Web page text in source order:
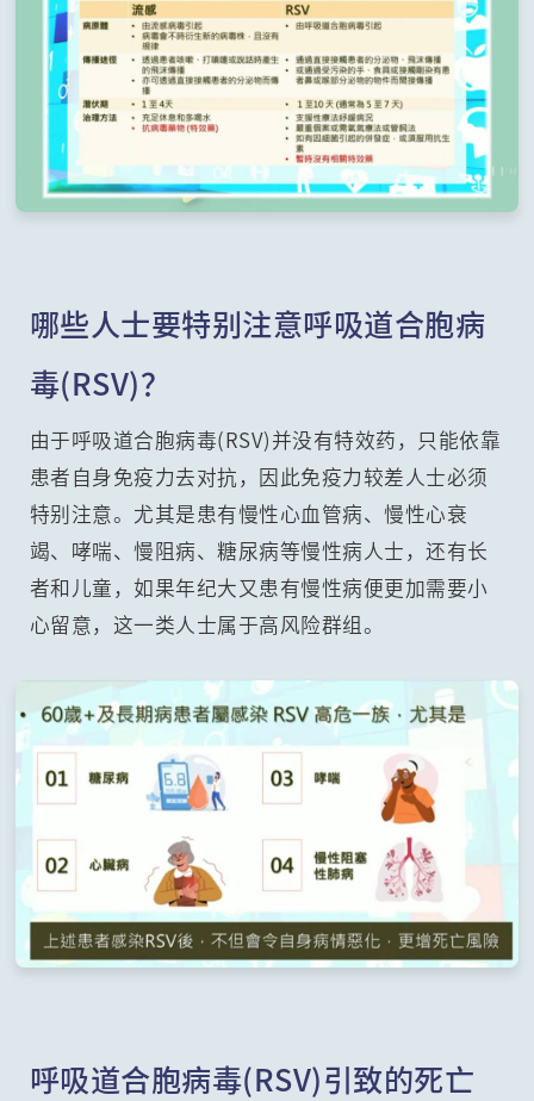
哪些人士要特别注意呼吸道合胞病
毒(RSV)？
由于呼吸道合胞病毒(RSV)并没有特效药，只能依靠
患者自身免疫力去对抗，因此免疫力较差人士必须
特别注意。尤其是患有慢性心血管病、慢性心衰
竭、哮喘、慢阻病、糖尿病等慢性病人士，还有长
者和儿童，如果年纪大又患有慢性病便更加需要小
心留意，这一类人士属于高风险群组。
呼吸道合胞病毒(RSV)引致的死亡